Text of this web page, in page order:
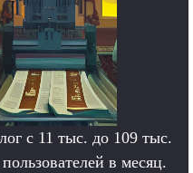
с 11 тыс. до 109 тыс.
в месяц.